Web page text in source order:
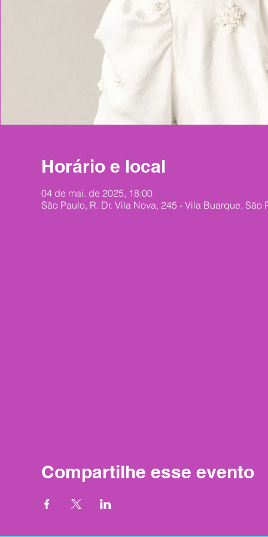
Horário e local
04 de mai. de 2025, 18:00
São Paulo, R. Dr. Vila Nova, 245 - Vila Buarque, São
Compartilhe esse evento